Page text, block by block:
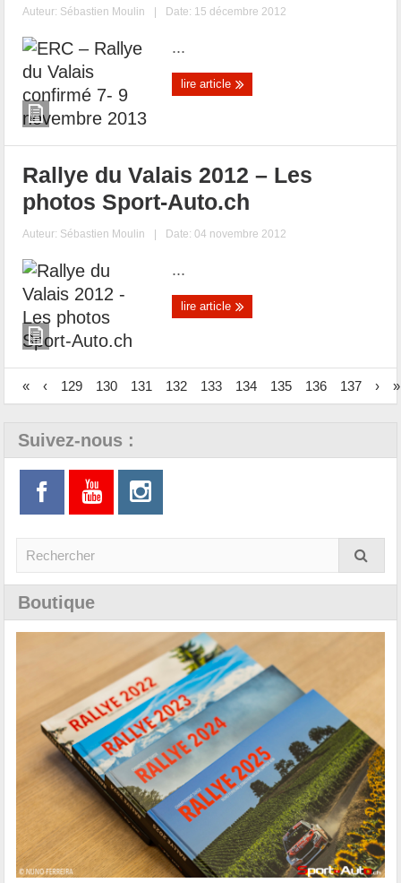
Auteur: Sébastien Moulin | Date: 15 décembre 2012
...
lire article
Rallye du Valais 2012 – Les
photos Sport-Auto.ch
Auteur: Sébastien Moulin | Date: 04 novembre 2012
...
lire article
« ‹ 129 130 131 132 133 134 135 136 137 › »
Suivez-nous :
Boutique